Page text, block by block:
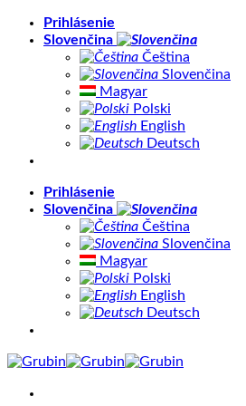
Skip
Prihlásenie
Slovenčina
Čeština
Slovenčina
Magyar
Polski
English
Deutsch
Prihlásenie
Slovenčina
Čeština
Slovenčina
Magyar
Polski
English
Deutsch